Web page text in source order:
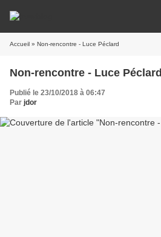
Accueil » Non-rencontre - Luce Péclard
Non-rencontre - Luce Péclard
Publié le 23/10/2018 à 06:47
Par jdor